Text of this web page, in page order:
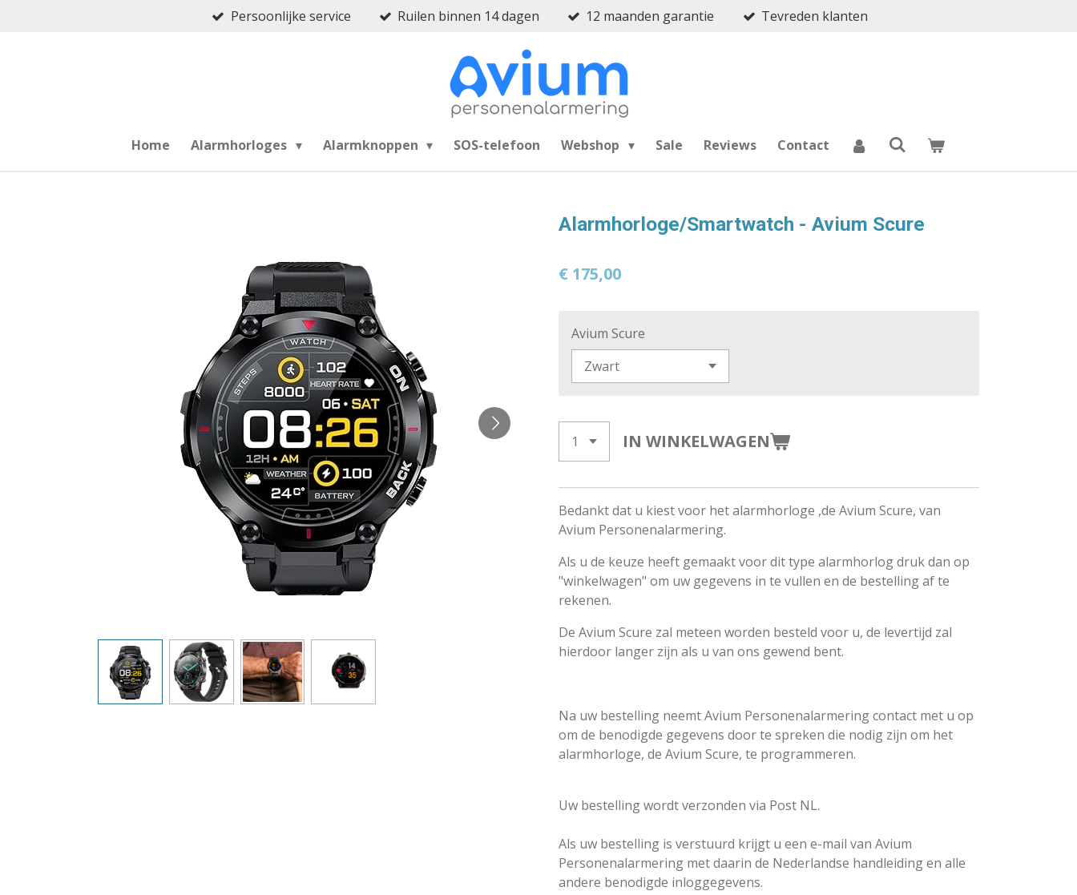
Persoonlijke service Ruilen binnen 14 dagen 12 maanden garantie Tevreden klanten
Home Alarmhorloges Alarmknoppen SOS-telefoon Webshop Sale Reviews Contact
Alarmhorloge/Smartwatch - Avium Scure
€ 175,00
Avium Scure
IN WINKELWAGEN
Bedankt dat u kiest voor het alarmhorloge ,de Avium Scure, van
Avium Personenalarmering.
Als u de keuze heeft gemaakt voor dit type alarmhorlog druk dan op
"winkelwagen" om uw gegevens in te vullen en de bestelling af te
rekenen.
De Avium Scure zal meteen worden besteld voor u, de levertijd zal
hierdoor langer zijn als u van ons gewend bent.
Na uw bestelling neemt Avium Personenalarmering contact met u op
om de benodigde gegevens door te spreken die nodig zijn om het
alarmhorloge, de Avium Scure, te programmeren.
Uw bestelling wordt verzonden via Post NL.
Als uw bestelling is verstuurd krijgt u een e-mail van Avium
Personenalarmering met daarin de Nederlandse handleiding en alle
andere benodigde inloggegevens.